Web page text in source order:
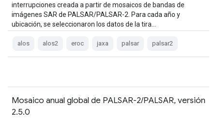
interrupciones creada a partir de mosaicos de bandas de
imágenes SAR de PALSAR/PALSAR-2. Para cada año y
ubicación, se seleccionaron los datos de la tira…
alos alos2 eroc jaxa palsar palsar2
Mosaico anual global de PALSAR-2/PALSAR, versión
2.5.0